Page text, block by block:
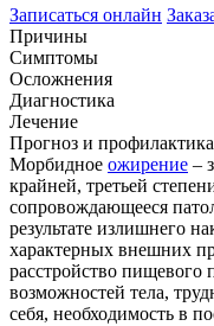
Записаться онлайн
Причины
Симптомы
Осложнения
Диагностика
Лечение
Прогноз и профилактика
Морбидное ожирение –
крайней, третьей
сопровождающееся
результате излишнего
характерных внешних
расстройство пищевого
возможностей тела,
себя, необходимость в